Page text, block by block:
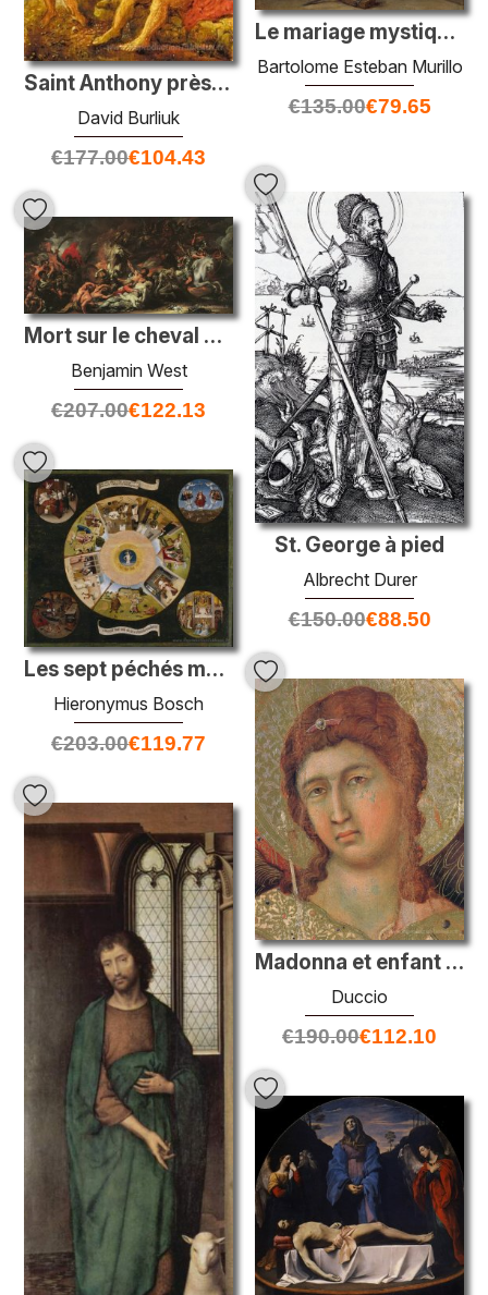
Le mariage mystique de Saint Catherine
Bartolome Esteban Murillo
€135.00€79.65
Saint Anthony près de la grotte
David Burliuk
€177.00€104.43
St. George à pied
Albrecht Durer
€150.00€88.50
Mort sur le cheval pâle
Benjamin West
€207.00€122.13
Les sept péchés mortels et les quatre dernières choses
Hieronymus Bosch
€203.00€119.77
Madonna et enfant sur un trône (fragment du côté avant)
Duccio
€190.00€112.10